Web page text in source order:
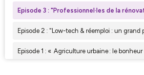
Episode 3 : "Professionnel·les de la
Episode 2 : "Low-tech & réemploi : un
Episode 1 : « Agriculture urbaine : le